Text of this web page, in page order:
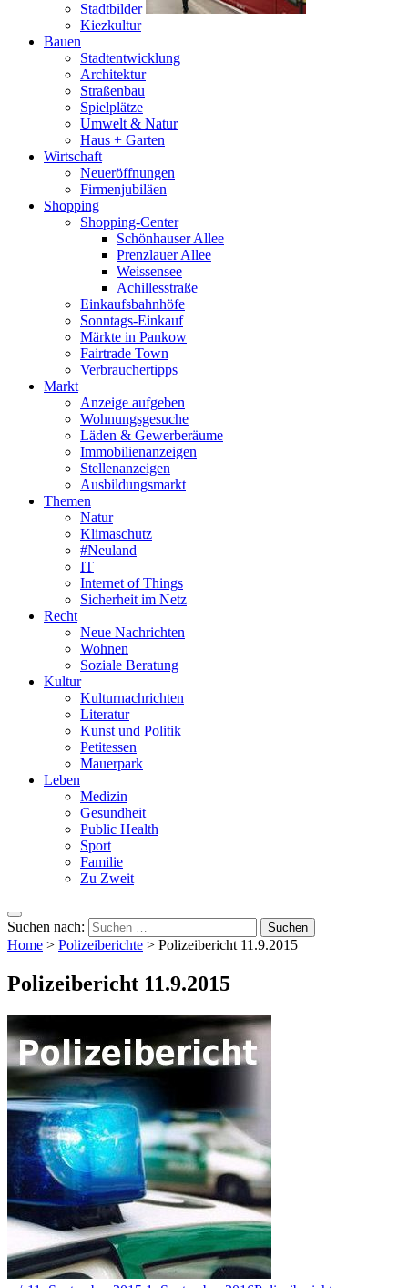
Stadtbilder
Kiezkultur
Bauen
Stadtentwicklung
Architektur
Straßenbau
Spielplätze
Umwelt & Natur
Haus + Garten
Wirtschaft
Neueröffnungen
Firmenjubiläen
Shopping
Shopping-Center
Schönhauser Allee
Prenzlauer Allee
Weissensee
Achillesstraße
Einkaufsbahnhöfe
Sonntags-Einkauf
Märkte in Pankow
Fairtrade Town
Verbrauchertipps
Markt
Anzeige aufgeben
Wohnungsgesuche
Läden & Gewerberäume
Immobilienanzeigen
Stellenanzeigen
Ausbildungsmarkt
Themen
Natur
Klimaschutz
#Neuland
IT
Internet of Things
Sicherheit im Netz
Recht
Neue Nachrichten
Wohnen
Soziale Beratung
Kultur
Kulturnachrichten
Literatur
Kunst und Politik
Petitessen
Mauerpark
Leben
Medizin
Gesundheit
Public Health
Sport
Familie
Zu Zweit
Suchen nach:
Home > Polizeiberichte > Polizeibericht 11.9.2015
Polizeibericht 11.9.2015